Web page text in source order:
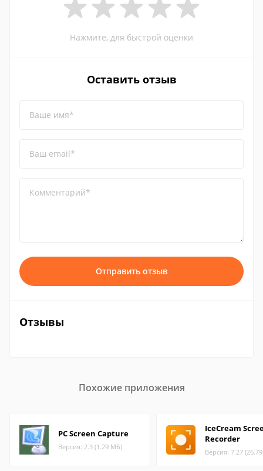
Нажмите, для быстрой оценки
Оставить отзыв
Ваше имя*
Ваш email*
Комментарий*
Отправить отзыв
Отзывы
Похожие приложения
PC Screen Capture
Версия: 2.3 (1.29 МБ)
IceCream
Recorder
Версия: 7.27